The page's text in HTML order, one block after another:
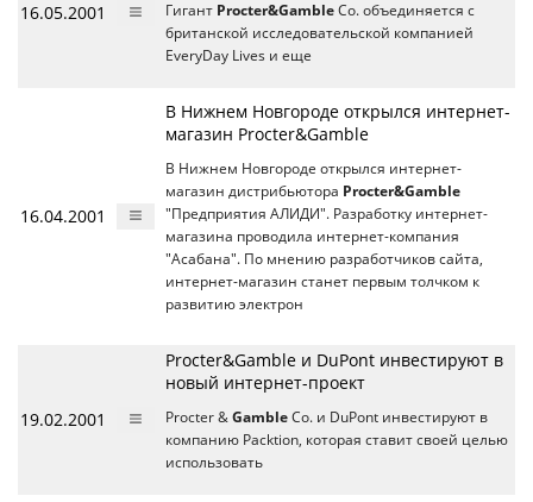
16.05.2001 Гигант Procter&Gamble Co. объединяется с
британской исследовательской компанией
EveryDay Lives и еще
16.04.2001
В Нижнем Новгороде открылся интернет-
магазин Procter&Gamble
В Нижнем Новгороде открылся интернет-
магазин дистрибьютора Procter&Gamble
"Предприятия АЛИДИ". Разработку интернет-
магазина проводила интернет-компания
"Асабана". По мнению разработчиков сайта,
интернет-магазин станет первым толчком к
развитию электрон
19.02.2001
Procter&Gamble и DuPont инвестируют в
новый интернет-проект
Procter & Gamble Co. и DuPont инвестируют в
компанию Packtion, которая ставит своей целью
использовать